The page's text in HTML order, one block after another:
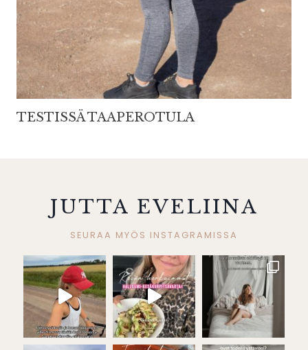
TESTISSÄ TAAPEROTULA
JUTTA EVELIINA
SEURAA MYÖS INSTAGRAMISSA